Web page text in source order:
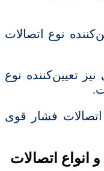
نوع اتصالات
تعیین‌کننده نوع
فشار قوی
انواع اتصالات